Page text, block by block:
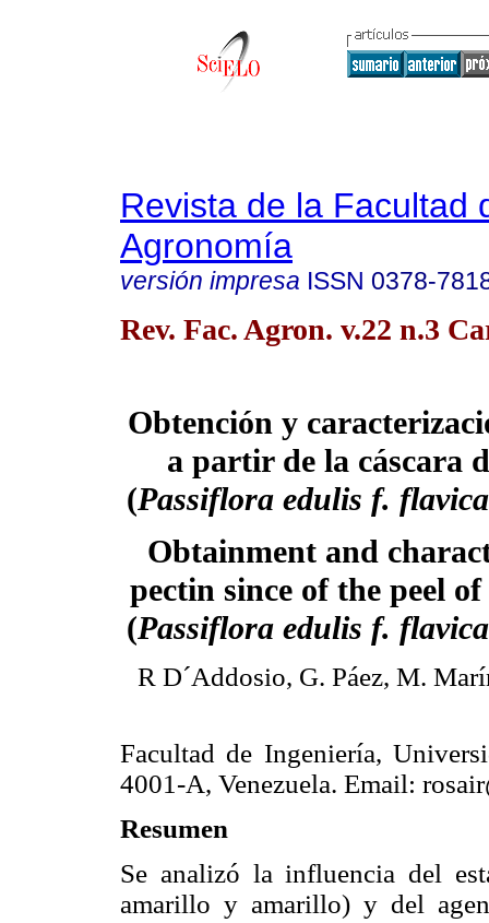
Revista de la Facultad
Agronomía
versión impresa ISSN 0378-
Rev. Fac. Agron. v.22 n.3
Obtención y
a partir de la cáscara
(Passiflora edulis f.
Obtainment and
pectin since of the peel
(Passiflora edulis f.
R D´Addosio, G. Páez, M.
Facultad de Ingeniería,
4001-A, Venezuela. Email:
Resumen
Se analizó la influencia del
amarillo y amarillo) y del